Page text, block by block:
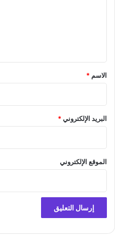
*
الاسم *
البريد الإلكتروني*
الموقع الإلكتروني